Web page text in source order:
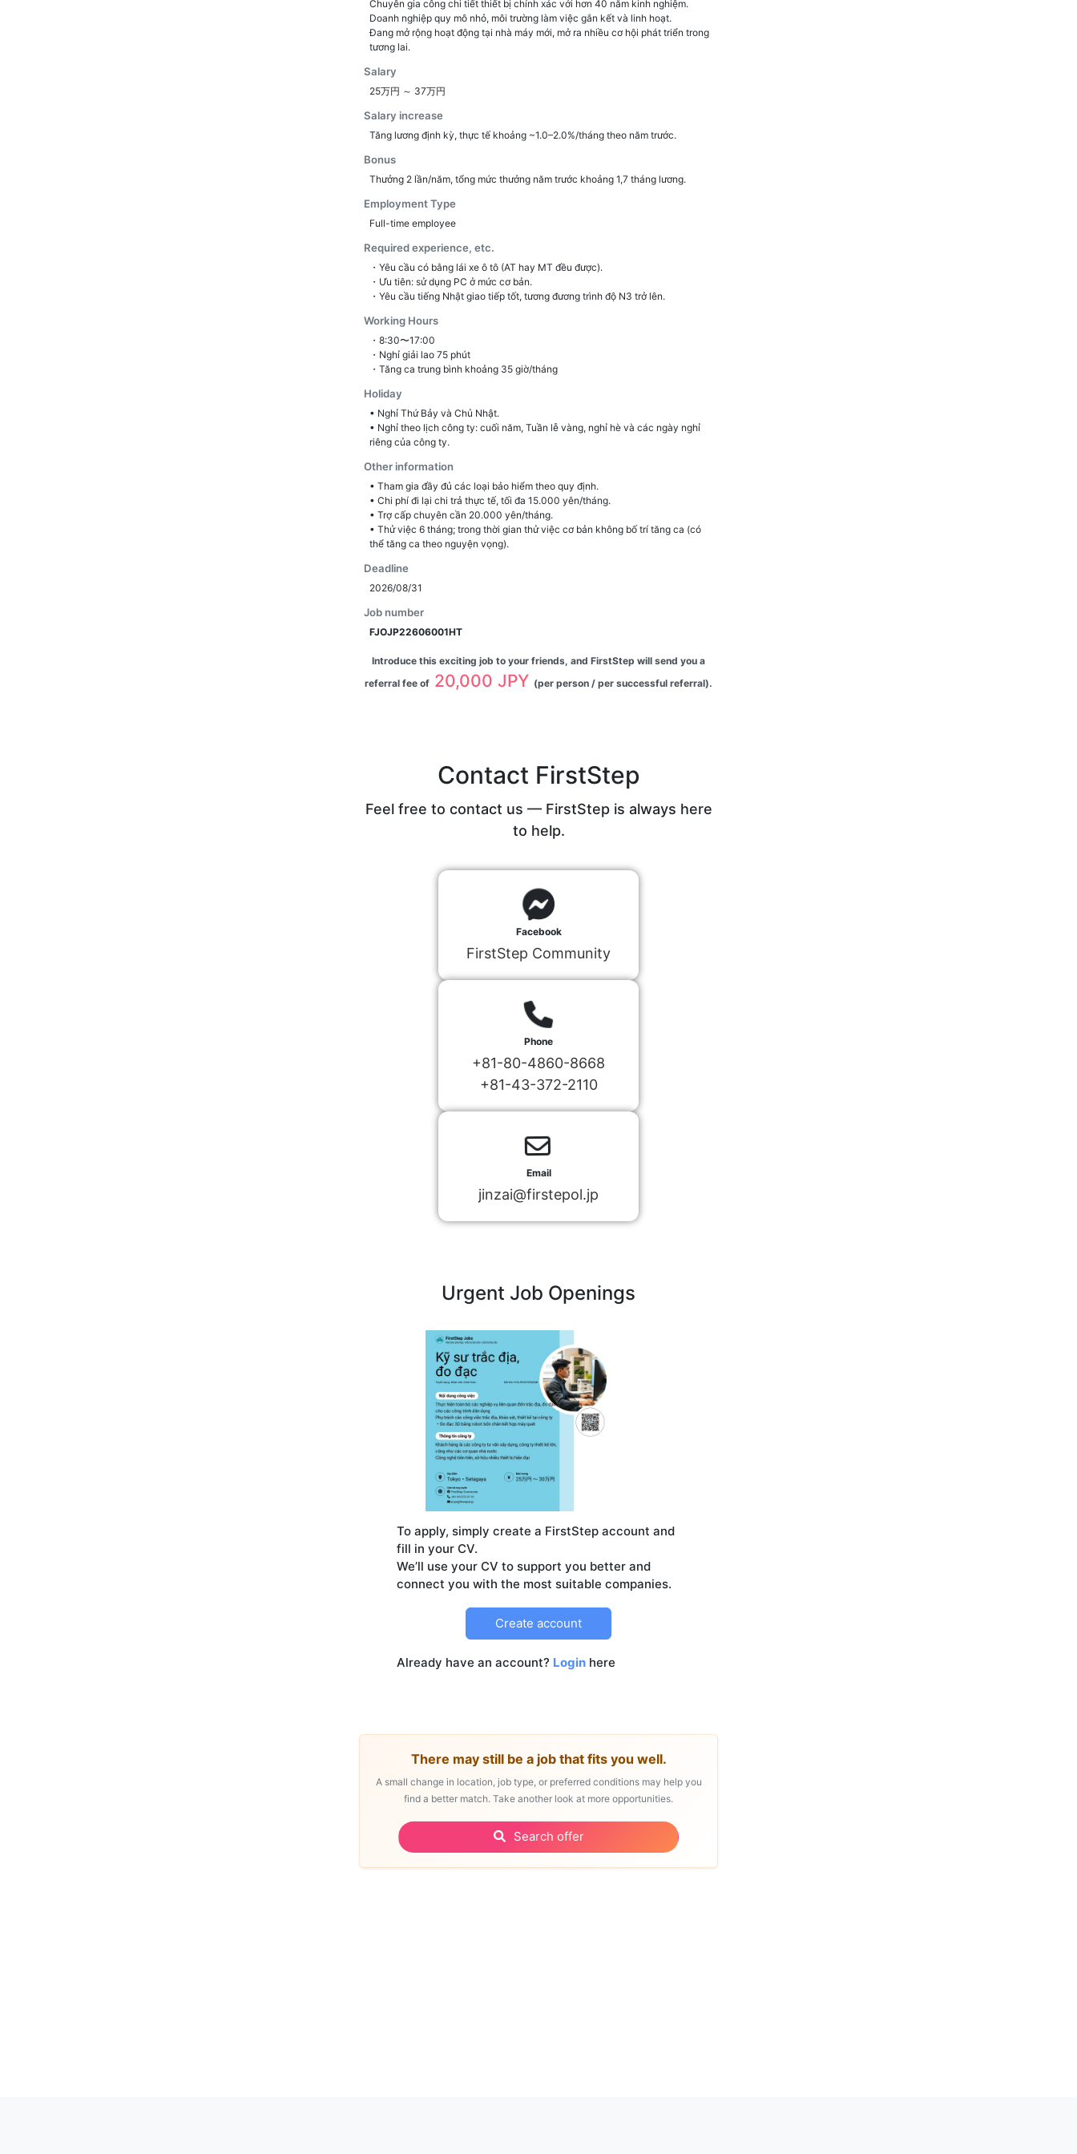
Chuyên gia công chi tiết thiết bị chính xác với hơn 40 năm kinh nghiệm.
Doanh nghiệp quy mô nhỏ, môi trường làm việc gắn kết và linh hoạt.
Đang mở rộng hoạt động tại nhà máy mới, mở ra nhiều cơ hội phát triển trong
tương lai.
Salary
25万円 ～ 37万円
Salary increase
Tăng lương định kỳ, thực tế khoảng ~1.0–2.0%/tháng theo năm trước.
Bonus
Thưởng 2 lần/năm, tổng mức thưởng năm trước khoảng 1,7 tháng lương.
Employment Type
Full-time employee
Required experience, etc.
・Yêu cầu có bằng lái xe ô tô (AT hay MT đều được).
・Ưu tiên: sử dụng PC ở mức cơ bản.
・Yêu cầu tiếng Nhật giao tiếp tốt, tương đương trình độ N3 trở lên.
Working Hours
・8:30〜17:00
・Nghỉ giải lao 75 phút
・Tăng ca trung bình khoảng 35 giờ/tháng
Holiday
• Nghỉ Thứ Bảy và Chủ Nhật.
• Nghỉ theo lịch công ty: cuối năm, Tuần lễ vàng, nghỉ hè và các ngày nghỉ
riêng của công ty.
Other information
• Tham gia đầy đủ các loại bảo hiểm theo quy định.
• Chi phí đi lại chi trả thực tế, tối đa 15.000 yên/tháng.
• Trợ cấp chuyên cần 20.000 yên/tháng.
• Thử việc 6 tháng; trong thời gian thử việc cơ bản không bố trí tăng ca (có
thể tăng ca theo nguyện vọng).
Deadline
2026/08/31
Job number
FJOJP22606001HT
Introduce this exciting job to your friends, and FirstStep will send you a
referral fee of 20,000 JPY (per person / per successful referral).
Contact FirstStep
Feel free to contact us — FirstStep is always here
to help.
Facebook
FirstStep Community
Phone
+81-80-4860-8668
+81-43-372-2110
Email
jinzai@firstepol.jp
Urgent Job Openings
To apply, simply create a FirstStep account and
fill in your CV.
We’ll use your CV to support you better and
Create account
Already have an account? Login here
There may still be a job that fits you well.
A small change in location, job type, or preferred conditions may help you
find a better match. Take another look at more opportunities.
Search offer